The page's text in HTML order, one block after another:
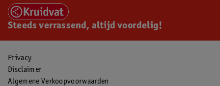
Steeds verrassend, altijd voordelig!
Privacy
Disclaimer
Algemene Verkoopvoorwaarden